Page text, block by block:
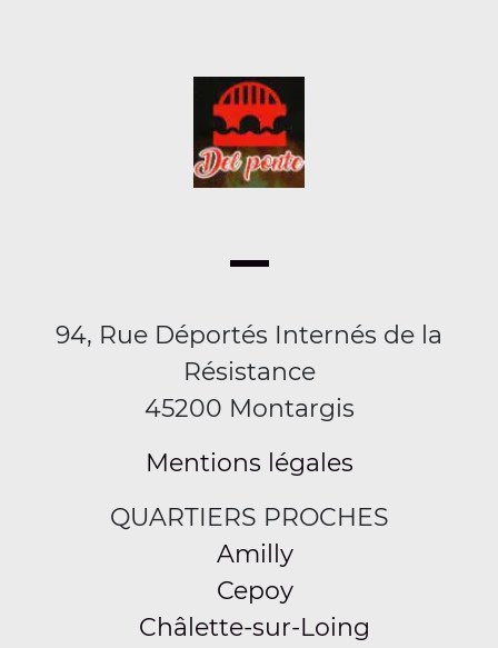
94, Rue Déportés Internés de la
Résistance
45200 Montargis
Mentions légales
QUARTIERS PROCHES
Amilly
Cepoy
Châlette-sur-Loing